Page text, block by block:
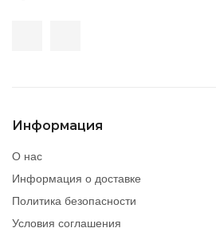
Информация
О нас
Информация о доставке
Политика безопасности
Условия соглашения